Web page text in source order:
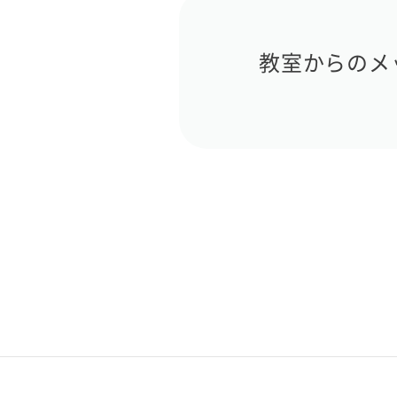
教室からのメ